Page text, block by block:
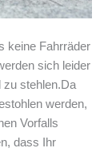
keine Fahrräder
sich leider
zu stehlen.Da
werden,
Vorfalls
dass Ihr